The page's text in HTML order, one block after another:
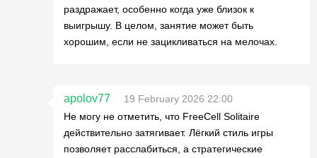
раздражает, особенно когда уже близок к
выигрышу. В целом, занятие может быть
хорошим, если не зацикливаться на мелочах.
apolov77
19 February 2026 22:00
Не могу не отметить, что FreeCell Solitaire
действительно затягивает. Лёгкий стиль игры
позволяет расслабиться, а стратегические